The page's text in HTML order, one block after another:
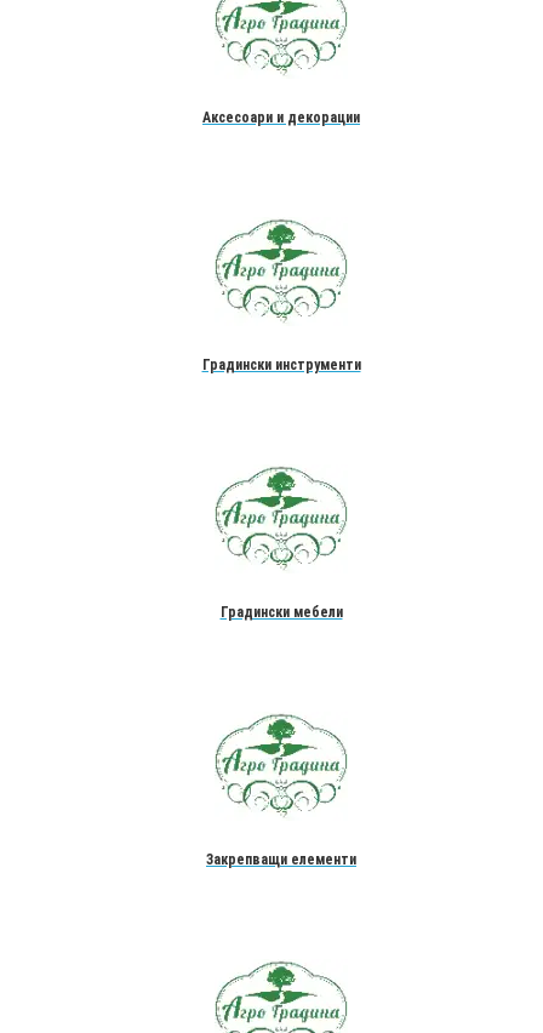
Аксесоари и декорации
Градински инструменти
Градински мебели
Закрепващи елементи